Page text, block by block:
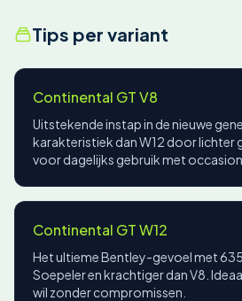
Tips per variant
Continental GT V8
Uitstekende instap in de nieuwe
karakteristiek dan W12 door lichter
voor dagelijks gebruik met
Continental GT W12
Het ultieme Bentley-gevoel met
Soepeler en krachtiger dan V8.
wil zonder compromissen.